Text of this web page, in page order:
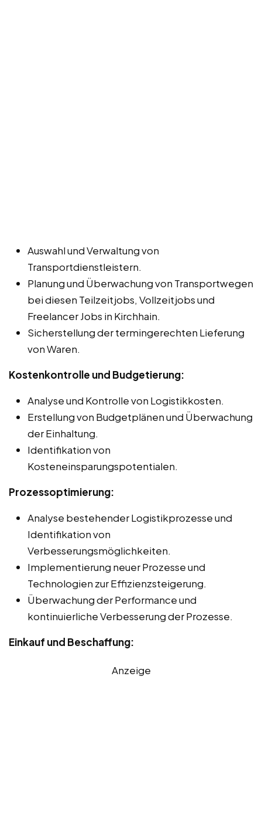
Auswahl und Verwaltung von
Transportdienstleistern.
Planung und Überwachung von Transportwegen
bei diesen Teilzeitjobs, Vollzeitjobs und
Freelancer Jobs in Kirchhain.
Sicherstellung der termingerechten Lieferung
von Waren.
Kostenkontrolle und Budgetierung:
Analyse und Kontrolle von Logistikkosten.
Erstellung von Budgetplänen und Überwachung
der Einhaltung.
Identifikation von
Kosteneinsparungspotentialen.
Prozessoptimierung:
Analyse bestehender Logistikprozesse und
Identifikation von
Verbesserungsmöglichkeiten.
Implementierung neuer Prozesse und
Technologien zur Effizienzsteigerung.
Überwachung der Performance und
kontinuierliche Verbesserung der Prozesse.
Einkauf und Beschaffung:
Anzeige